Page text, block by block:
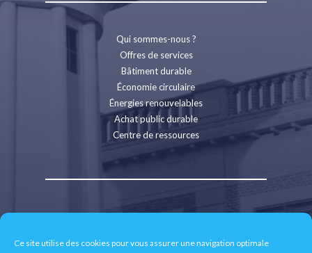
Ce site utilise des cookies pour vous assurer une navigation optimale
Qui sommes-nous ?
Offres de services
Bâtiment durable
Économie circulaire
Énergies renouvelables
Achat public durable
Centre de ressources
Contact
Espace presse